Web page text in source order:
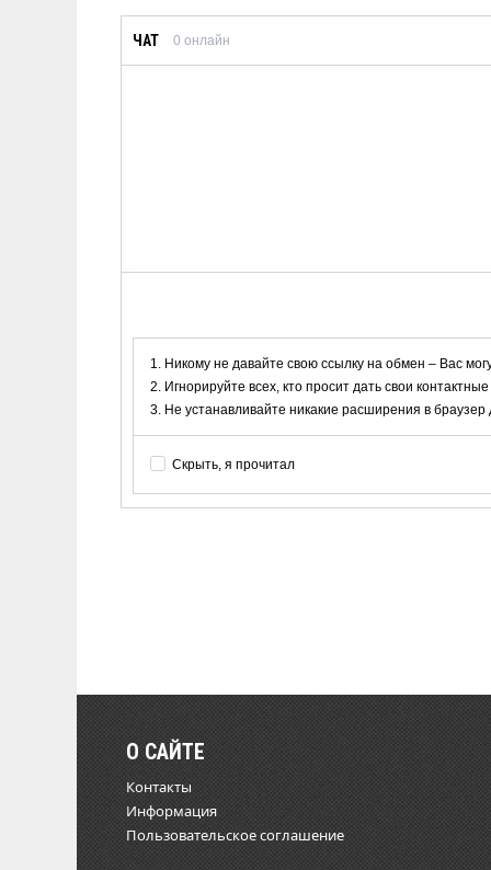
ЧАТ 0 онлайн
Никому не давайте свою ссылку на обмен – Вас
Игнорируйте всех, кто просит дать свои
Не устанавливайте никакие расширения в
Скрыть, я прочитал
О САЙТЕ
Контакты
Информация
Пользовательское соглашение